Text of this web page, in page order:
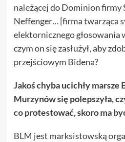
należącej do Dominion
Neffenger… [firma twarząca
elektornicznego głosowania
czym on się zasłużył, aby
przejściowym Bidena?
Jakoś chyba ucichły marsze
Murzynów się polepszyła,
co protestować, skoro ma
BLM jest marksistowską